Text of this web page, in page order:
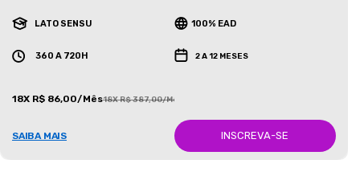
LATO SENSU 100% EAD
360 A 720H 2 A 12 MESES
18X R$ 86,00/Mês18X R$ 387,00/Mês
SAIBA MAIS INSCREVA-SE